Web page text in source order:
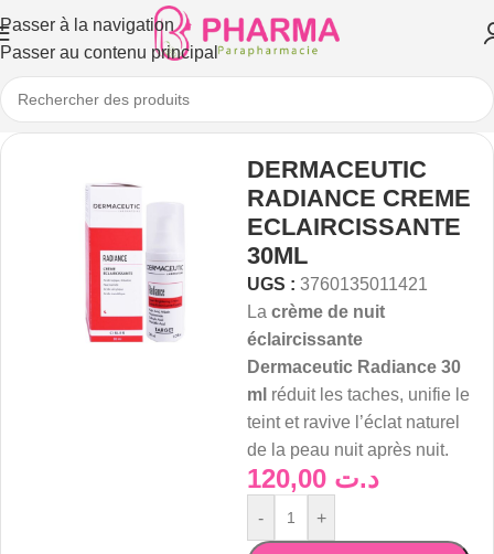
Passer à la navigation
Passer au contenu principal
DERMACEUTIC
RADIANCE CREME
ECLAIRCISSANTE
30ML
UGS : 3760135011421
La crème de nuit
éclaircissante
Dermaceutic Radiance 30
ml réduit les taches, unifie le
teint et ravive l’éclat naturel
de la peau nuit après nuit.
د.ت
- +